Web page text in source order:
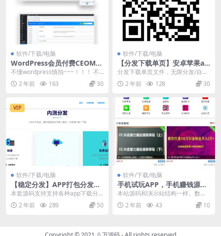
软件/下载/电脑
WordPress会员付费CEOMA
X资源总裁主题素材图片网站
源码课程交易下载虚拟充值产
品商城
不懂wordpress慎拍~~~！！！ 不
懂wordpress慎拍~~~！！！ ...
2 年前 163 30
软件/下载/电脑
【分发下载单页】安卓苹果ap
p下载页,无限分发/自动判断双
端下载,IOS安卓分发专用
分发下载单页文件，无限分发/自动
判断双端下载,IOS安卓分发专用 1.
无后台上传...
2 年前 128 30
VIP
软件/下载/电脑
【稳定分发】APP打包分发下
载安卓苹果免签仿fir免软著io
s分发推广app自动封装系统源
码
本套源码支持支持各种app下载分
发，无限制使用，安装简单，使用
方便，只需要简单的...
2 年前 289 50
软件/下载/电脑
手机试玩APP，手机赚钱源
码，手赚程序，钱伽苹果试玩
源码带数据appcms
本站源码和演示站结构一样。数据
会不一样，数据，数据自己添加修
改内容 手机试玩AP...
2 年前 43 10